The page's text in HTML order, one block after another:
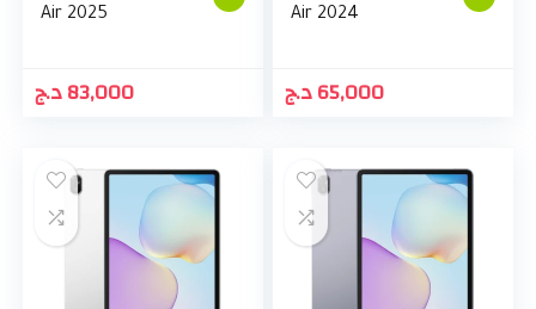
Air 2025
83,000د.ج
Air 2024
65,000د.ج